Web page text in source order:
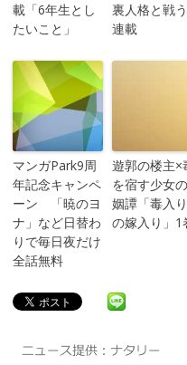
載「6年生とし
たいこと」
裏人格と戦
連載
マンガPark9周
年記念キャンペ
ーン 「暁のヨ
ナ」など日替わ
りで毎日夜だけ
全話無料
遊郭の楼主×
を宿す少女
姻譚「毒入
の嫁入り」1